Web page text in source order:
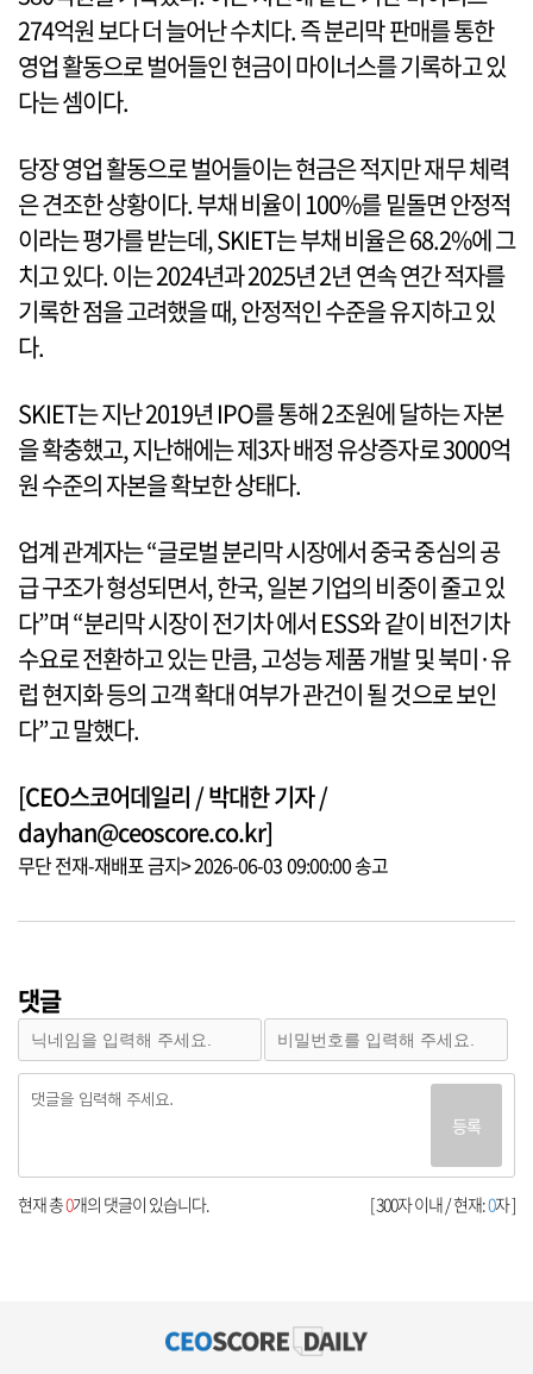
274억원 보다 더 늘어난 수치다. 즉 분리막 판매를 통한
영업 활동으로 벌어들인 현금이 마이너스를 기록하고 있
다는 셈이다.
당장 영업 활동으로 벌어들이는 현금은 적지만 재무 체력
은 견조한 상황이다. 부채 비율이 100%를 밑돌면 안정적
이라는 평가를 받는데, SKIET는 부채 비율은 68.2%에 그
치고 있다. 이는 2024년과 2025년 2년 연속 연간 적자를
기록한 점을 고려했을 때, 안정적인 수준을 유지하고 있
다.
SKIET는 지난 2019년 IPO를 통해 2조원에 달하는 자본
을 확충했고, 지난해에는 제3자 배정 유상증자로 3000억
원 수준의 자본을 확보한 상태다.
업계 관계자는 “글로벌 분리막 시장에서 중국 중심의 공
급 구조가 형성되면서, 한국, 일본 기업의 비중이 줄고 있
다”며 “분리막 시장이 전기차 에서 ESS와 같이 비전기차
수요로 전환하고 있는 만큼, 고성능 제품 개발 및 북미·유
럽 현지화 등의 고객 확대 여부가 관건이 될 것으로 보인
다”고 말했다.
[CEO스코어데일리 / 박대한 기자 /
dayhan@ceoscore.co.kr]
무단 전재-재배포 금지> 2026-06-03 09:00:00 송고
댓글
등록
[ 300자 이내 / 현재:0자 ]
현재 총0개의 댓글이 있습니다.